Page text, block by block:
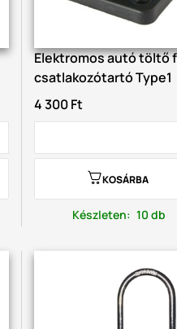
Elektromos autó töltő
csatlakozótartó Type1
4 300 Ft
KOSÁRBA
Készleten: 10 db